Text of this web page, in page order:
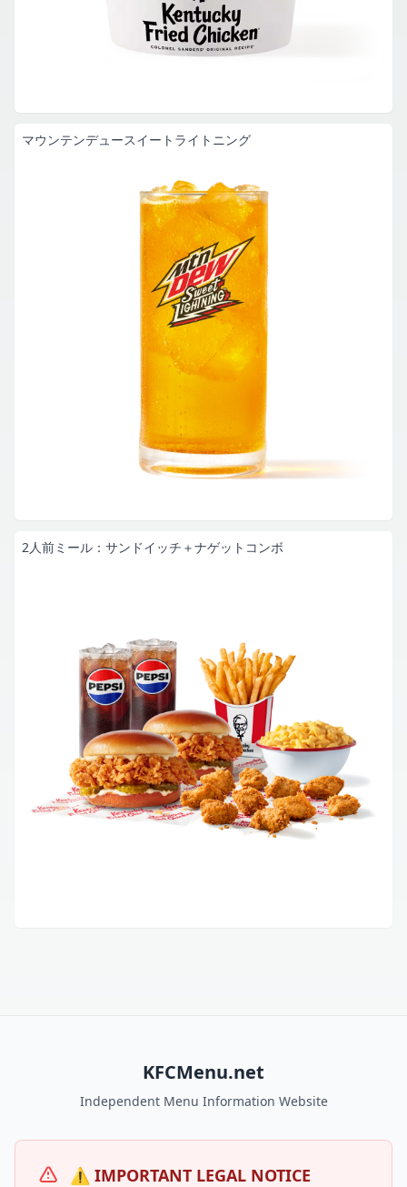
マウンテンデュースイートライトニング
2人前ミール：サンドイッチ＋ナゲットコンボ
KFCMenu.net
Independent Menu Information Website
⚠️ IMPORTANT LEGAL NOTICE